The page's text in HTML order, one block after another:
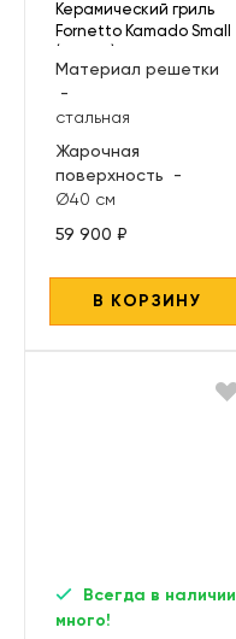
Керамический гриль
Fornetto Kamado Small
Материал решетки
-
стальная
Жарочная
поверхность
-
Ø40 см
59 900 ₽
В КОРЗИНУ
Всегда в наличии
много!